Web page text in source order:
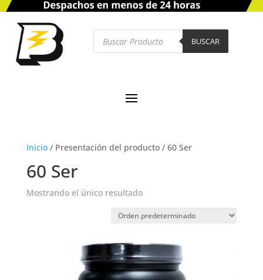
Búsqueda
productos
BUSCAR
Inicio/ Presentación del producto/ 60 Ser
60 Ser
Mostrando el único resultado